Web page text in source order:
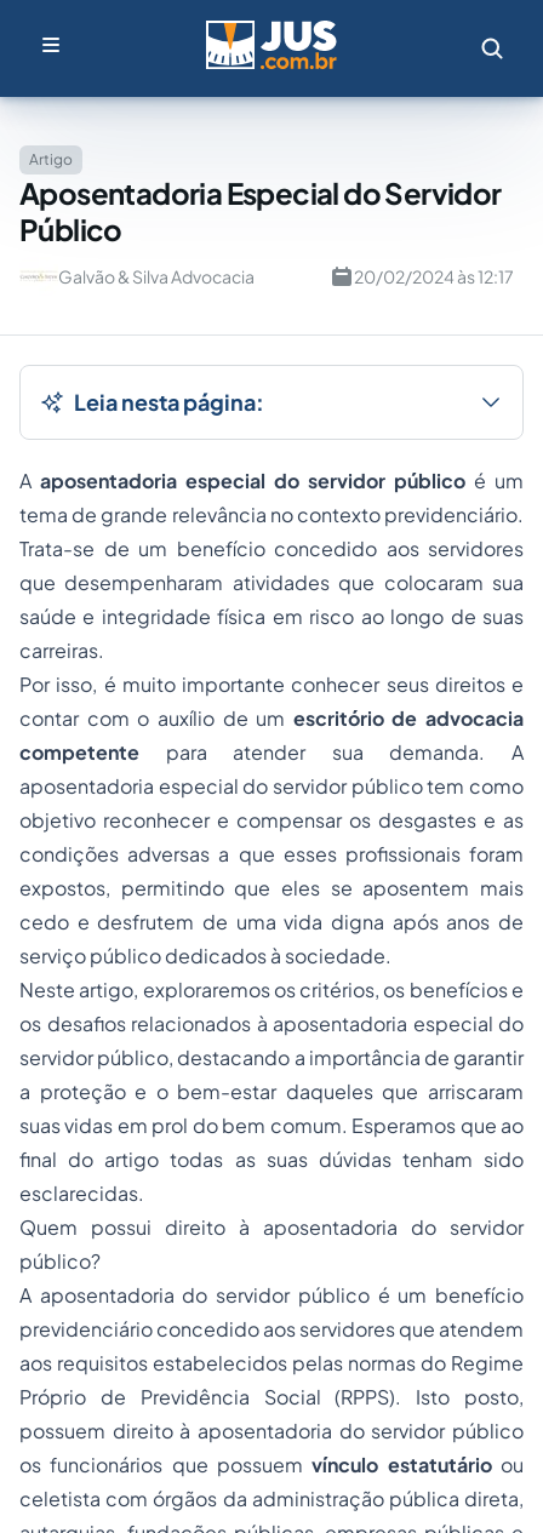
Artigo
Aposentadoria Especial do Servidor
Público
Galvão & Silva Advocacia 20/02/2024 às 12:17
Leia nesta página:
A aposentadoria especial do servidor público é um
tema de grande relevância no contexto previdenciário.
Trata-se de um benefício concedido aos servidores
que desempenharam atividades que colocaram sua
saúde e integridade física em risco ao longo de suas
carreiras.
Por isso, é muito importante conhecer seus direitos e
contar com o auxílio de um escritório de advocacia
competente para atender sua demanda. A
aposentadoria especial do servidor público tem como
objetivo reconhecer e compensar os desgastes e as
condições adversas a que esses profissionais foram
expostos, permitindo que eles se aposentem mais
cedo e desfrutem de uma vida digna após anos de
serviço público dedicados à sociedade.
Neste artigo, exploraremos os critérios, os benefícios e
os desafios relacionados à aposentadoria especial do
servidor público, destacando a importância de garantir
a proteção e o bem-estar daqueles que arriscaram
suas vidas em prol do bem comum. Esperamos que ao
final do artigo todas as suas dúvidas tenham sido
esclarecidas.
Quem possui direito à aposentadoria do servidor
público?
A aposentadoria do servidor público é um benefício
previdenciário concedido aos servidores que atendem
aos requisitos estabelecidos pelas normas do Regime
Próprio de Previdência Social (RPPS). Isto posto,
possuem direito à aposentadoria do servidor público
os funcionários que possuemvínculo estatutárioou
celetista com órgãos da administração pública direta,